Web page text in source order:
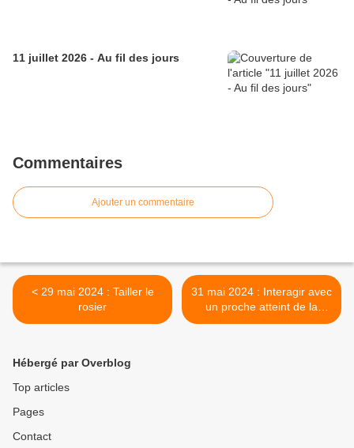
11 juillet 2026 - Au fil des jours
Commentaires
Ajouter un commentaire
< 29 mai 2024 : Tailler le
rosier
31 mai 2024 : Interagir avec
un proche atteint de la
maladie d'Alzheimer (vidéo)
Hébergé par Overblog
Top articles
Pages
Contact